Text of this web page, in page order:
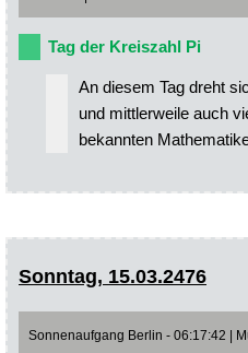
Tag der Kreiszahl Pi
An diesem Tag dreht
und mittlerweile auch
bekannten
Sonntag, 15.03.2476
Sonnenaufgang Berlin - 06:17:42 |